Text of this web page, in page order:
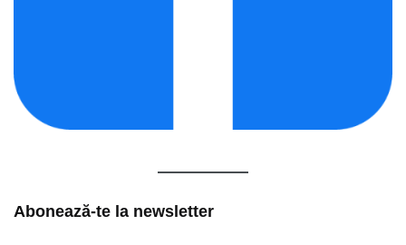
Abonează-te la newsletter